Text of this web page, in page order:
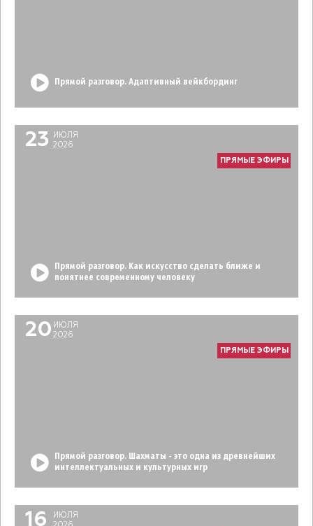
Прямой разговор. Адаптивный вейкбординг
23
ИЮЛЯ
2026
ПРЯМЫЕ ЭФИРЫ
Прямой разговор. Как искусство сделать ближе и
понятнее современному человеку
20 ИЮЛЯ
2026
ПРЯМЫЕ ЭФИРЫ
Прямой разговор. Шахматы - это одна из древнейших
интеллектуальных и культурных игр
16
ИЮЛЯ